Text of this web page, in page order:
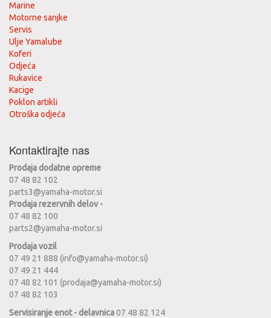
Marine
Motorne sanjke
Servis
Ulje Yamalube
Koferi
Odjeća
Rukavice
Kacige
Poklon artikli
Otroška odjeća
Kontaktirajte nas
Prodaja dodatne opreme
07 48 82 102
parts3@yamaha-motor.si
Prodaja rezervnih delov -
07 48 82 100
parts2@yamaha-motor.si
Prodaja vozil
07 49 21 888 (info@yamaha-motor.si)
07 49 21 444
07 48 82 101 (prodaja@yamaha-motor.si)
07 48 82 103
Servisiranje enot - delavnica07 48 82 124